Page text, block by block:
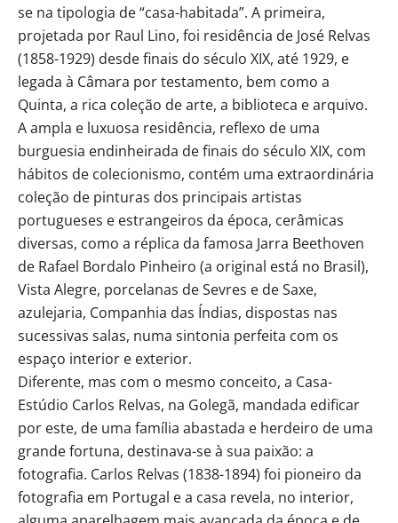
se na tipologia de “casa-habitada”. A primeira,
projetada por Raul Lino, foi residência de José Relvas
(1858-1929) desde finais do século XIX, até 1929, e
legada à Câmara por testamento, bem como a
Quinta, a rica coleção de arte, a biblioteca e arquivo.
A ampla e luxuosa residência, reflexo de uma
burguesia endinheirada de finais do século XIX, com
hábitos de colecionismo, contém uma extraordinária
coleção de pinturas dos principais artistas
portugueses e estrangeiros da época, cerâmicas
diversas, como a réplica da famosa Jarra Beethoven
de Rafael Bordalo Pinheiro (a original está no Brasil),
Vista Alegre, porcelanas de Sevres e de Saxe,
azulejaria, Companhia das Índias, dispostas nas
sucessivas salas, numa sintonia perfeita com os
espaço interior e exterior.
Diferente, mas com o mesmo conceito, a Casa-
Estúdio Carlos Relvas, na Golegã, mandada edificar
por este, de uma família abastada e herdeiro de uma
grande fortuna, destinava-se à sua paixão: a
fotografia. Carlos Relvas (1838-1894) foi pioneiro da
fotografia em Portugal e a casa revela, no interior,